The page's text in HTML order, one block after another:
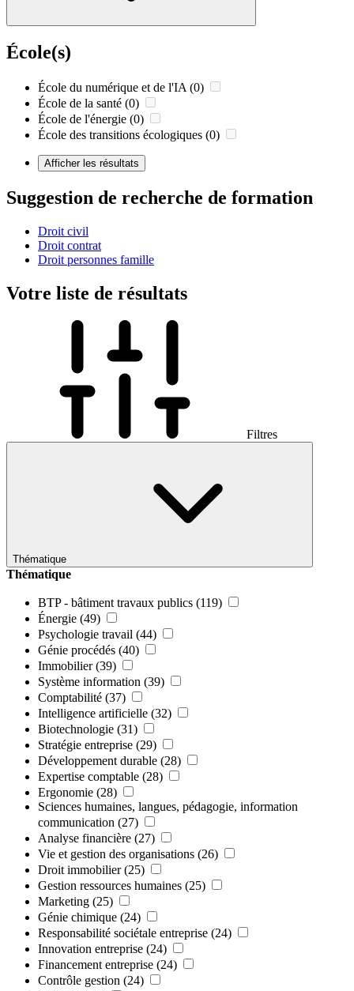
École(s)
École du numérique et de l'IA (0)
École de la santé (0)
École de l'énergie (0)
École des transitions écologiques (0)
Afficher les résultats
Suggestion de recherche de formation
Droit civil
Droit contrat
Droit personnes famille
Votre liste de résultats
Filtres
Thématique
Thématique
BTP - bâtiment travaux publics (119)
Énergie (49)
Psychologie travail (44)
Génie procédés (40)
Immobilier (39)
Système information (39)
Comptabilité (37)
Intelligence artificielle (32)
Biotechnologie (31)
Stratégie entreprise (29)
Développement durable (28)
Expertise comptable (28)
Ergonomie (28)
Sciences humaines, langues, pédagogie, information
communication (27)
Analyse financière (27)
Vie et gestion des organisations (26)
Droit immobilier (25)
Gestion ressources humaines (25)
Marketing (25)
Génie chimique (24)
Responsabilité sociétale entreprise (24)
Innovation entreprise (24)
Financement entreprise (24)
Contrôle gestion (24)